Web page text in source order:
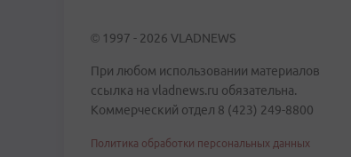
© 1997 - 2026 VLADNEWS
При любом использовании материалов
ссылка на vladnews.ru обязательна.
Коммерческий отдел 8 (423) 249-8800
Политика обработки персональных данных